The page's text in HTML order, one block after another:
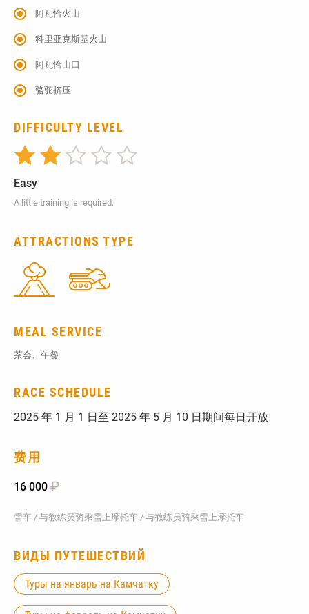
阿瓦恰火山
科里亚克斯基火山
阿瓦恰山口
骆驼挤压
DIFFICULTY LEVEL
Easy
A little training is required.
ATTRACTIONS TYPE
MEAL SERVICE
茶会、午餐
RACE SCHEDULE
2025 年 1 月 1 日至 2025 年 5 月 10 日期间每日开放
费用
16 000 ₽
雪车 / 与教练员骑乘雪上摩托车 / 与教练员骑乘雪上摩托车
ВИДЫ ПУТЕШЕСТВИЙ
Туры на январь на Камчатку